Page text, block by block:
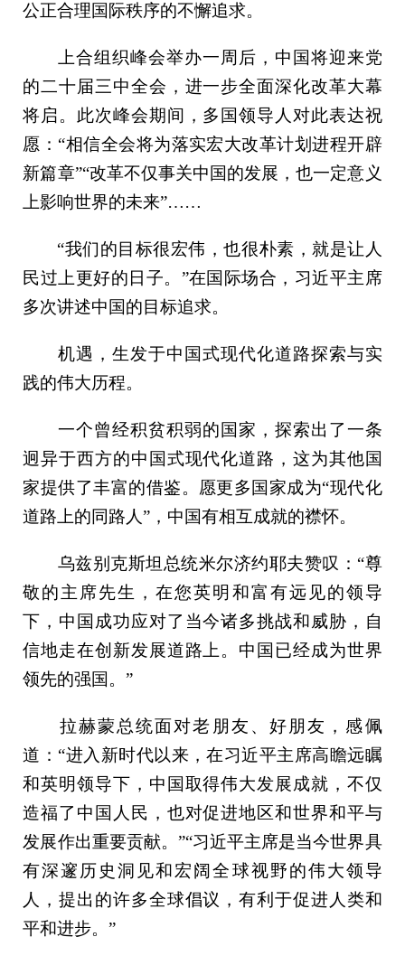
公正合理国际秩序的不懈追求。
上合组织峰会举办一周后，中国将迎来党
的二十届三中全会，进一步全面深化改革大幕
将启。此次峰会期间，多国领导人对此表达祝
愿：“相信全会将为落实宏大改革计划进程开辟
新篇章”“改革不仅事关中国的发展，也一定意义
上影响世界的未来”……
“我们的目标很宏伟，也很朴素，就是让人
民过上更好的日子。”在国际场合，习近平主席
多次讲述中国的目标追求。
机遇，生发于中国式现代化道路探索与实
践的伟大历程。
一个曾经积贫积弱的国家，探索出了一条
迥异于西方的中国式现代化道路，这为其他国
家提供了丰富的借鉴。愿更多国家成为“现代化
道路上的同路人”，中国有相互成就的襟怀。
乌兹别克斯坦总统米尔济约耶夫赞叹：“尊
敬的主席先生，在您英明和富有远见的领导
下，中国成功应对了当今诸多挑战和威胁，自
信地走在创新发展道路上。中国已经成为世界
领先的强国。”
拉赫蒙总统面对老朋友、好朋友，感佩
道：“进入新时代以来，在习近平主席高瞻远瞩
和英明领导下，中国取得伟大发展成就，不仅
造福了中国人民，也对促进地区和世界和平与
发展作出重要贡献。”“习近平主席是当今世界具
有深邃历史洞见和宏阔全球视野的伟大领导
人，提出的许多全球倡议，有利于促进人类和
平和进步。”